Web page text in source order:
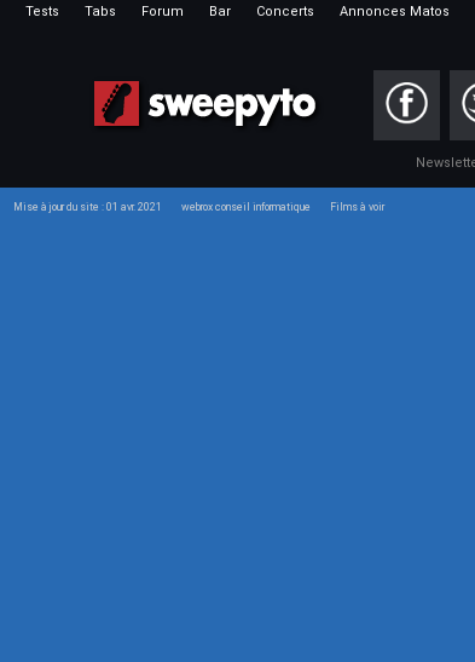
Tests Tabs Forum Bar Concerts Annonces Matos
Mise à jour du site : 01 avr. 2021 webrox conseil informatique Films à voir